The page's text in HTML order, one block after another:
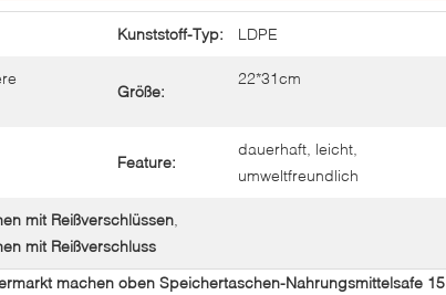
Kunststoff-Typ: LDPE
Größe:
22*31cm
Feature:
dauerhaft, leicht,
umweltfreundlich
mit Reißverschlüssen
mit Reißverschluss
machen oben Speichertaschen-Nahrungsmittelsafe 15